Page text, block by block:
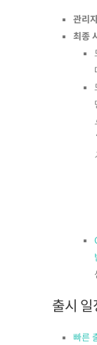
관리
최종
출시 일
빠른